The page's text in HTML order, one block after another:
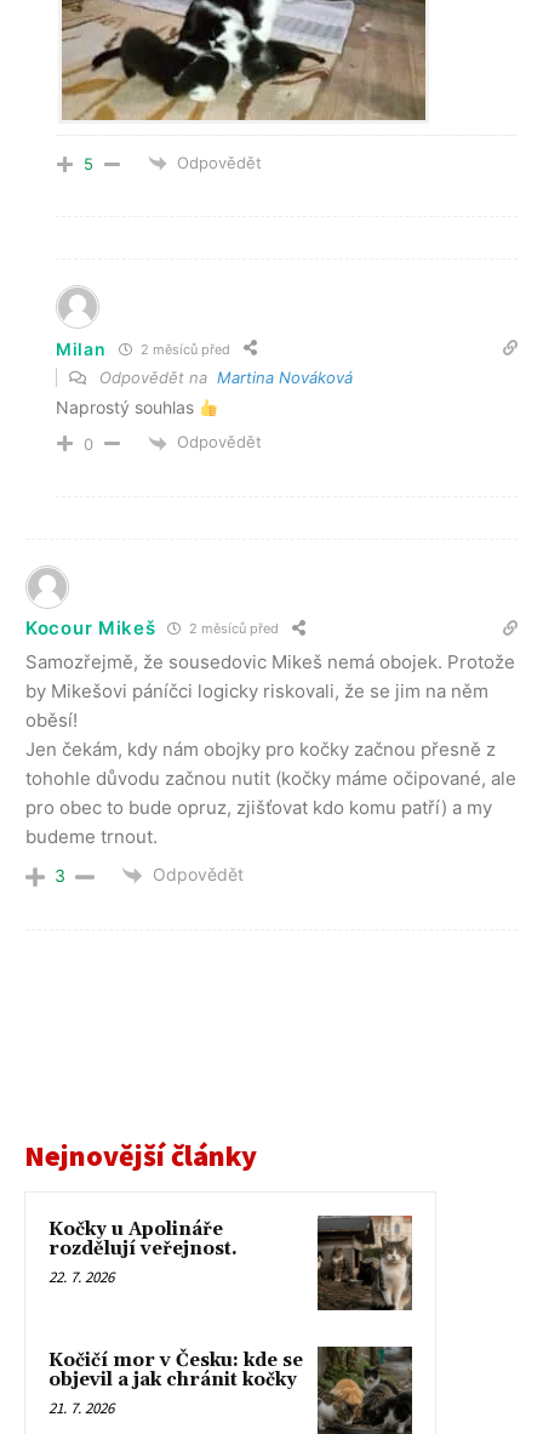
5 Odpovědět
Milan 2 měsíců před
Odpovědět na Martina Nováková
Naprostý souhlas
0 Odpovědět
Kocour Mikeš 2 měsíců před
Samozřejmě, že sousedovic Mikeš nemá obojek. Protože
by Mikešovi páníčci logicky riskovali, že se jim na něm
oběsí!
Jen čekám, kdy nám obojky pro kočky začnou přesně z
tohohle důvodu začnou nutit (kočky máme očipované, ale
pro obec to bude opruz, zjišťovat kdo komu patří) a my
budeme trnout.
3 Odpovědět
Nejnovější články
Kočky u Apolináře
rozdělují veřejnost.
22. 7. 2026
Kočičí mor v Česku: kde se
objevil a jak chránit kočky
21. 7. 2026